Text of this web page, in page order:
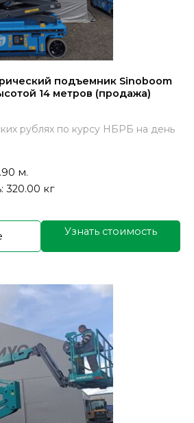
подъемник Sinoboom
14 метров (продажа)
рублях по курсу НБРБ на день
м.
320.00 кг
Узнать стоимость